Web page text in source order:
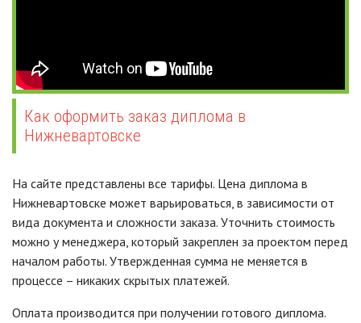
Как оформить заказ диплома в
Нижневартовске
На сайте представлены все тарифы. Цена диплома в
Нижневартовске может варьироваться, в зависимости от
вида документа и сложности заказа. Уточнить стоимость
можно у менеджера, который закреплен за проектом перед
началом работы. Утвержденная сумма не меняется в
процессе – никаких скрытых платежей.
Оплата производится при получении готового диплома.